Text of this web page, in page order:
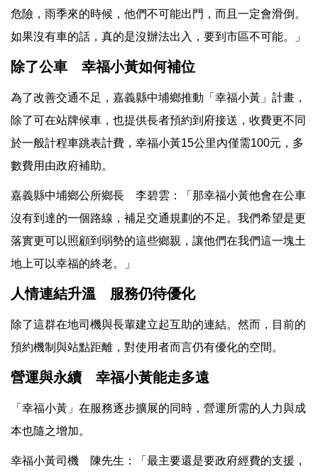
危險，雨季來的時候，他們不可能出門，而且一定會滑倒。
如果沒有車的話，真的是沒辦法出入，要到市區不可能。」
除了公車 幸福小黃如何補位
為了改善交通不足，嘉義縣中埔鄉推動「幸福小黃」計畫，
除了可在站牌候車，也提供長者預約到府接送，收費更不同
於一般計程車跳表計費，幸福小黃15公里內僅需100元，多
數費用由政府補助。
嘉義縣中埔鄉公所鄉長 李碧雲：「那幸福小黃他會在公車
沒有到達的一個路線，補足交通規劃的不足。我們希望是更
落實更可以照顧到弱勢的這些鄉親，讓他們在我們這一塊土
地上可以幸福的終老。」
人情連結升溫 服務仍待優化
除了這群在地司機與長輩建立起互助的連結。然而，目前的
預約機制與站點距離，對使用者而言仍有優化的空間。
營運與永續 幸福小黃能走多遠
「幸福小黃」在服務逐步擴展的同時，營運所需的人力與成
本也隨之增加。
幸福小黃司機 陳先生：「最主要還是要政府經費的支援，